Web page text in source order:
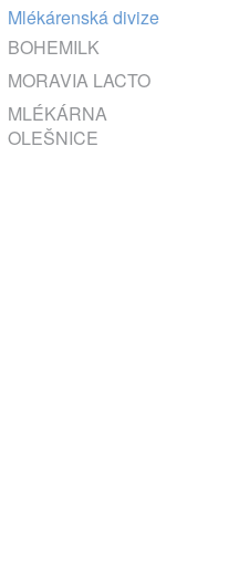
Mlékárenská divize
BOHEMILK
MORAVIA LACTO
MLÉKÁRNA
OLEŠNICE